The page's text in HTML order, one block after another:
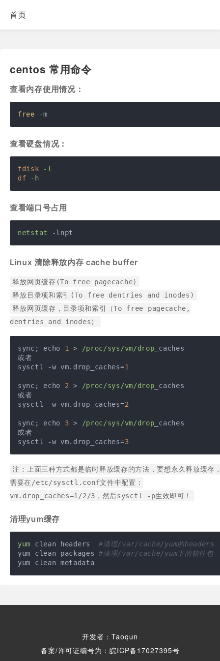
首页
centos 常用命令
查看内存使用情况：
free -m
查看硬盘情况：
fdisk
-l
df
-h
查看端口号占用
netstat -lnpt
Linux 清除释放内存 cache buffer
释放网页缓存(To free pagecache)
释放目录项和索引(To free dentries and inodes)
释放网页缓存，目录项和索引（To free pagecache,
dentries and inodes）
sync; echo 1 > /proc/sys /vm/drop _caches
或者
sysctl -w vm.drop_caches=1
sync; echo 2 > /proc/sys /vm/drop _caches
或者
sysctl -w vm.drop_caches=2
sync; echo 3 > /proc/sys /vm/drop _caches
或者
sysctl -w vm.drop_caches=3
注：上面三种方式都是临时释放缓存的方法，要想永久释放缓存
需要在/etc/sysctl.conf文件中配置：
vm.drop_caches=1/2/3，然后sysctl -p生效即可！
清理yum缓存
yum clean headers #清理/var/cache/yum的headers
yum clean packages #清理/var/cache/yum下的软件包
yum clean metadata
开发者：Taoqun
备案/许可证编号为：皖ICP备17027395号